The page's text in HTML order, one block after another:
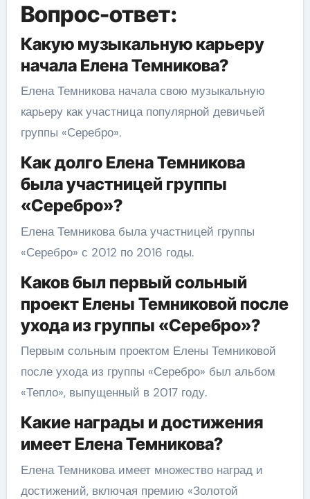
Вопрос-ответ:
Какую музыкальную карьеру
начала Елена Темникова?
Елена Темникова начала свою музыкальную
карьеру как участница популярной девичьей
группы «Серебро».
Как долго Елена Темникова
была участницей группы
«Серебро»?
Елена Темникова была участницей группы
«Серебро» с 2012 по 2016 годы.
Каков был первый сольный
проект Елены Темниковой после
ухода из группы «Серебро»?
Первым сольным проектом Елены Темниковой
после ухода из группы «Серебро» был альбом
«Тепло», выпущенный в 2017 году.
Какие награды и достижения
имеет Елена Темникова?
Елена Темникова имеет множество наград и
достижений, включая премию «Золотой